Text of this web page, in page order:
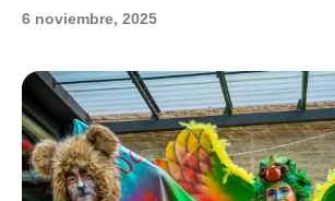
6 noviembre, 2025